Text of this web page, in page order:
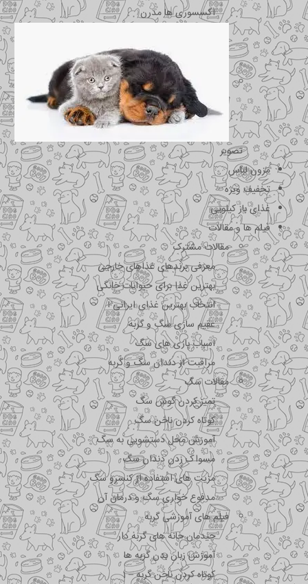
اکسسوری ها مدرن
تصویر
مزون لباس
تخفیف ویژه
غذای باز کیلویی
فیلم ها و مقالات
مقالات مشترک
معرفی برندهای غذاهای خارجی
بهترین غذا برای حیوانات خانگی
انتخاب بهترین غذای ایرانی !
عقیم سازی سگ و گربه
اسباب بازی های سگ
مراقبت از دندان سگ و گربه
مقالات سگ
تمیز کردن گوش سگ
کوتاه کردن ناخن سگ
آموزش محل دستشویی به سگ
مسواک زدن دندان سگ
مزیت های استفاده از کنسرو سگ
مدفوع خواری سگ و درمان آن
فیلم های آموزشی گربه
چیدمان خانه های گربه دار
آموزش زبان بدن گربه ها
کوتاه کردن ناخن گربه – 1